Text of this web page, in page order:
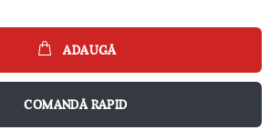
ADAUGĂ
COMANDĂ RAPID